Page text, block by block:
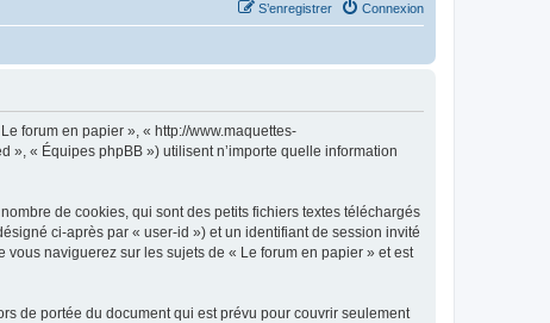
Connexion
S’enregistrer
forum en papier », « http://www.maquettes-
», « Équipes phpBB ») utilisent n’importe quelle information
de cookies, qui sont des petits fichiers textes téléchargés
ci-après par « user-id ») et un identifiant de session invité
naviguerez sur les sujets de « Le forum en papier » et est
de portée du document qui est prévu pour couvrir seulement